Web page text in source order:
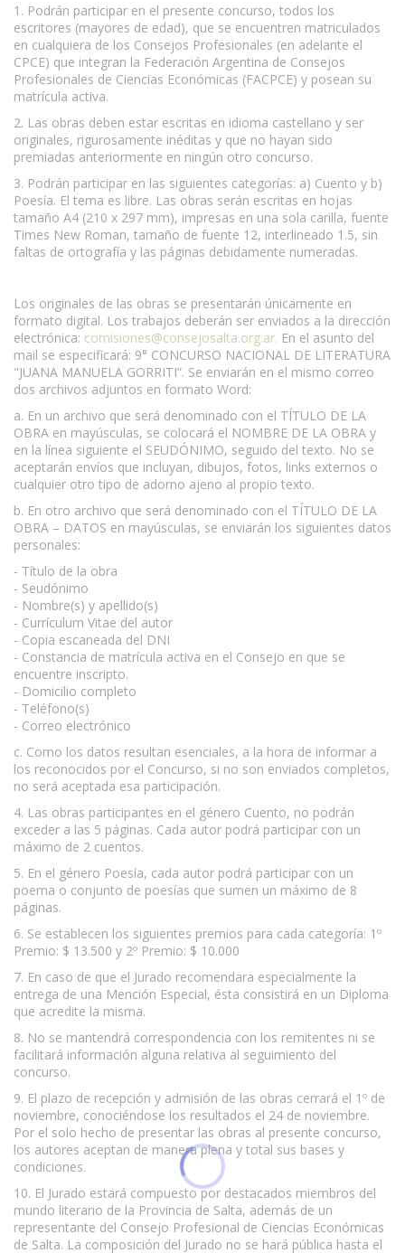
1. Podrán participar en el presente concurso, todos los
escritores (mayores de edad), que se encuentren matriculados
en cualquiera de los Consejos Profesionales (en adelante el
CPCE) que integran la Federación Argentina de Consejos
Profesionales de Ciencias Económicas (FACPCE) y posean su
matrícula activa.
2. Las obras deben estar escritas en idioma castellano y ser
originales, rigurosamente inéditas y que no hayan sido
premiadas anteriormente en ningún otro concurso.
3. Podrán participar en las siguientes categorías: a) Cuento y b)
Poesía. El tema es libre. Las obras serán escritas en hojas
tamaño A4 (210 x 297 mm), impresas en una sola carilla, fuente
Times New Roman, tamaño de fuente 12, interlineado 1.5, sin
faltas de ortografía y las páginas debidamente numeradas.
Los originales de las obras se presentarán únicamente en
formato digital. Los trabajos deberán ser enviados a la dirección
electrónica: comisiones@consejosalta.org.ar. En el asunto del
mail se especificará: 9° CONCURSO NACIONAL DE LITERATURA
"JUANA MANUELA GORRITI”. Se enviarán en el mismo correo
dos archivos adjuntos en formato Word:
a. En un archivo que será denominado con el TÍTULO DE LA
OBRA en mayúsculas, se colocará el NOMBRE DE LA OBRA y
en la línea siguiente el SEUDÓNIMO, seguido del texto. No se
aceptarán envíos que incluyan, dibujos, fotos, links externos o
cualquier otro tipo de adorno ajeno al propio texto.
b. En otro archivo que será denominado con el TÍTULO DE LA
OBRA – DATOS en mayúsculas, se enviarán los siguientes datos
personales:
- Título de la obra
- Seudónimo
- Nombre(s) y apellido(s)
- Currículum Vitae del autor
- Copia escaneada del DNI
- Constancia de matrícula activa en el Consejo en que se
encuentre inscripto.
- Domicilio completo
- Teléfono(s)
- Correo electrónico
c. Como los datos resultan esenciales, a la hora de informar a
los reconocidos por el Concurso, si no son enviados completos,
no será aceptada esa participación.
4. Las obras participantes en el género Cuento, no podrán
exceder a las 5 páginas. Cada autor podrá participar con un
máximo de 2 cuentos.
5. En el género Poesía, cada autor podrá participar con un
poema o conjunto de poesías que sumen un máximo de 8
páginas.
6. Se establecen los siguientes premios para cada categoría: 1º
Premio: $ 13.500 y 2º Premio: $ 10.000
7. En caso de que el Jurado recomendara especialmente la
entrega de una Mención Especial, ésta consistirá en un Diploma
que acredite la misma.
8. No se mantendrá correspondencia con los remitentes ni se
facilitará información alguna relativa al seguimiento del
concurso.
9. El plazo de recepción y admisión de las obras cerrará el 1º de
noviembre, conociéndose los resultados el 24 de noviembre.
Por el solo hecho de presentar las obras al presente concurso,
los autores aceptan de manera plena y total sus bases y
condiciones.
10. El Jurado estará compuesto por destacados miembros del
mundo literario de la Provincia de Salta, además de un
representante del Consejo Profesional de Ciencias Económicas
de Salta. La composición del Jurado no se hará pública hasta el